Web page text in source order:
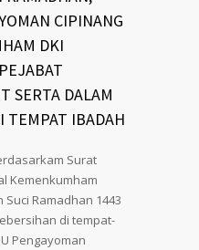
CIPINANG
DKI
SERTA DALAM
TEMPAT IBADAH
Surat
Kemenkumham
Ramadhan 1443
di tempat-
Pengayoman